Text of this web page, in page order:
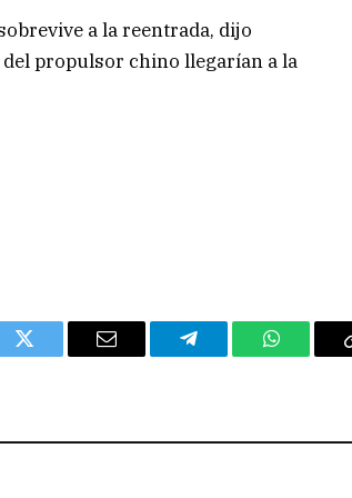
a la reentrada, dijo
propulsor chino llegarían a la
Twitter Email Telegram